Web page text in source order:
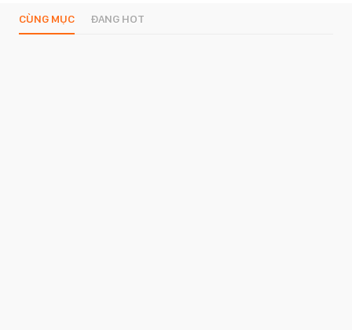
CÙNG MỤC ĐANG HOT